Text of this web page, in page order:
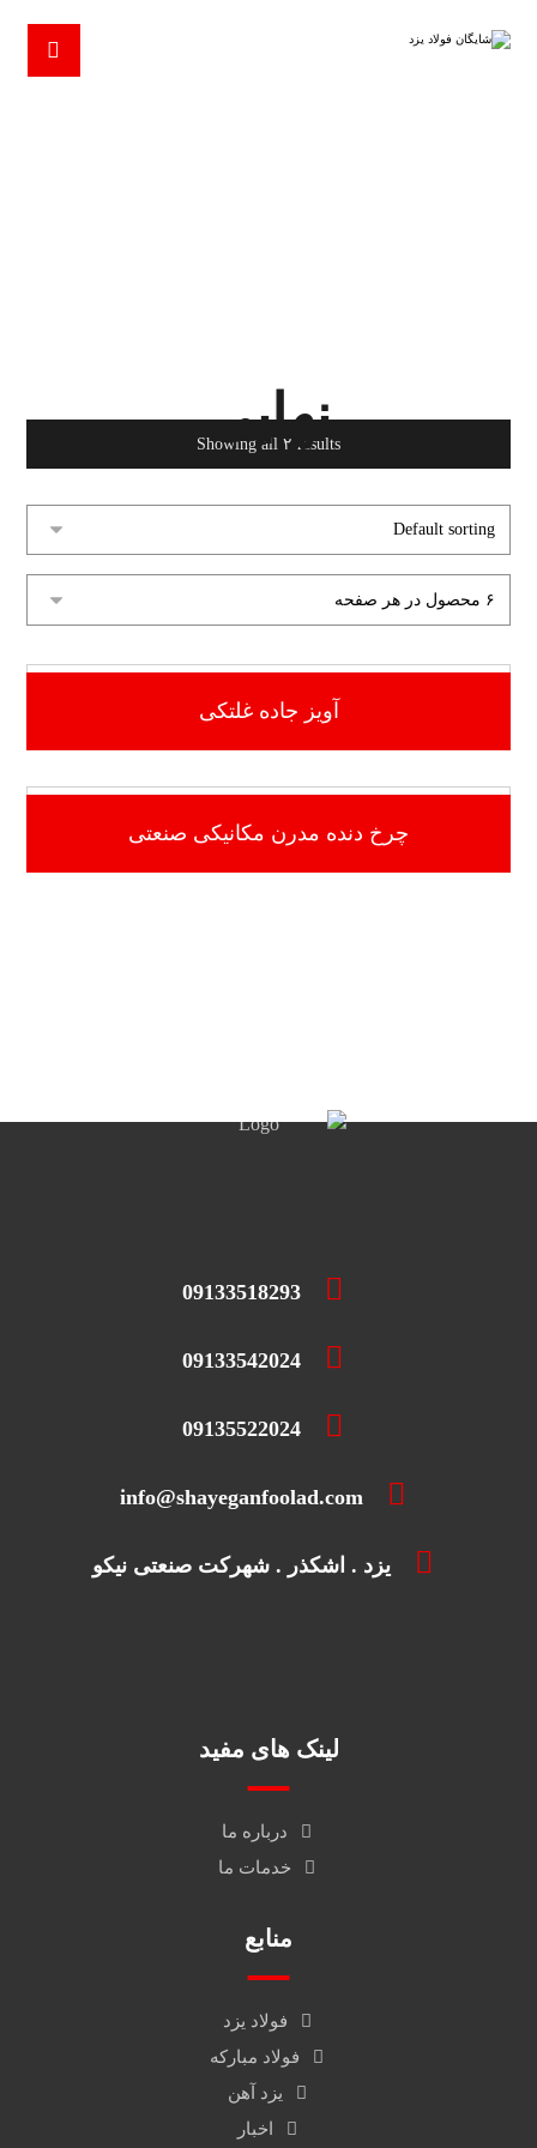
نهایی
Showing all ۲ results
آویز جاده غلتکی
چرخ دنده مدرن مکانیکی صنعتی
09133518293
09133542024
09135522024
info@shayeganfoolad.com
یزد . اشکذر . شهرکت صنعتی نیکو
لینک های مفید
درباره ما
خدمات ما
منابع
فولاد یزد
فولاد مبارکه
یزد آهن
اخبار